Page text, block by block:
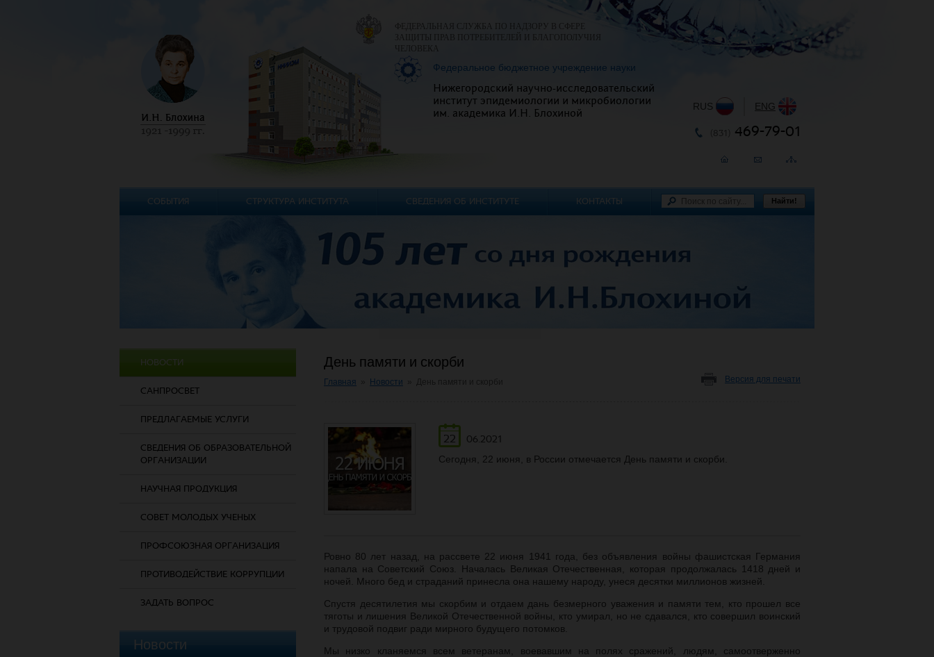
НОВОСТИ
САНПРОСВЕТ
ПРЕДЛАГАЕМЫЕ УСЛУГИ
СВЕДЕНИЯ ОБ ОБРАЗОВАТЕЛЬНОЙ
ОРГАНИЗАЦИИ
НАУЧНАЯ ПРОДУКЦИЯ
СОВЕТ МОЛОДЫХ УЧЕНЫХ
ПРОФСОЮЗНАЯ ОРГАНИЗАЦИЯ
ПРОТИВОДЕЙСТВИЕ КОРРУПЦИИ
ЗАДАТЬ ВОПРОС
Новости
День памяти и скорби
Главная Новости Версия для печати
22
06.2021
Сегодня, 22 июня, в России отмечается День памяти и скорби.
Ровно 80 лет назад, на рассвете 22 июня 1941 года, без объявления войны фашистская Германия
напала на Советский Союз. Началась Великая Отечественная, которая продолжалась 1418 дней и
ночей. Много бед и страданий принесла она нашему народу, унеся десятки миллионов жизней.
Спустя десятилетия мы скорбим и отдаем дань безмерного уважения и памяти тем, кто прошел все
тяготы и лишения Великой Отечественной войны, кто умирал, но не сдавался, кто совершил воинский
и трудовой подвиг ради мирного будущего потомков.
Мы низко кланяемся всем ветеранам, воевавшим на полях сражений, людям, самоотверженно
ФЕДЕРАЛЬНАЯ СЛУЖБА ПО НАДЗОРУ В СФЕРЕ
ЗАЩИТЫ ПРАВ ПОТРЕБИТЕЛЕЙ И БЛАГОПОЛУЧИЯ
ЧЕЛОВЕКА
Федеральное бюджетное учреждение науки
Нижегородский научно-исследовательский
институт эпидемиологии и микробиологии
им. академика И.Н. Блохиной
RUS ENG
469-79-01
СОБЫТИЯ СТРУКТУРА ИНСТИТУТА СВЕДЕНИЯ ОБ ИНСТИТУТЕ КОНТАКТЫ Найти!